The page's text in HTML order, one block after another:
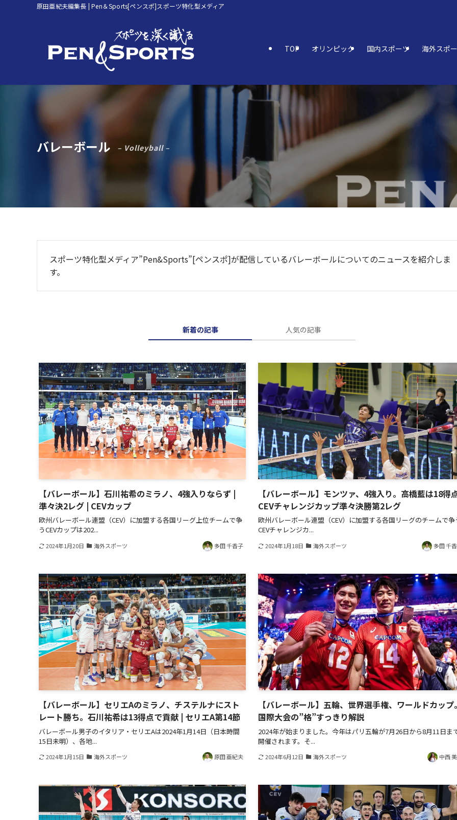
原田亜紀夫編集長 | Pen＆Sports[ペンスポ]スポーツ特化型メディア
TOP オリンピック 国内スポーツ 海外スポ
バレーボール – Volleyball –
スポーツ特化型メディア”Pen&Sports”[ペンスポ]が配信しているバレーボールについてのニュースを紹介しま
す。
新着の記事 人気の記事
【バレーボール】石川祐希のミラノ、4強入りならず |
準々決2レグ | CEVカップ
欧州バレーボール連盟（CEV）に加盟する各国リーグ上位チームで争
うCEVカップは202...
2024年1月20日 海外スポーツ 多田 千香子
【バレーボール】モンツァ、4強入り。高橋藍は18得
CEVチャレンジカップ準々決勝第2レグ
欧州バレーボール連盟（CEV）に加盟する各国リーグのチームで争
CEVチャレンジカ...
2024年1月18日 海外スポーツ 多田 千
【バレーボール】セリエAのミラノ、チステルナにスト
レート勝ち。石川祐希は13得点で貢献 | セリエA第14節
バレーボール男子のイタリア・セリエAは2024年1月14日（日本時間
15日未明）、各地...
2024年1月15日 海外スポーツ 原田 亜紀夫
【バレーボール】五輪、世界選手権、ワールドカップ
国際大会の”格”すっきり解説
2024年が始まりました。今年はパリ五輪が7月26日から8月11日ま
開催されます。そ...
2024年6月12日 海外スポーツ 中西